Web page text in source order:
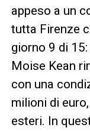
appeso a un
tutta Firenze
giorno 9 di
Moise Kean
con una
milioni di
esteri. In